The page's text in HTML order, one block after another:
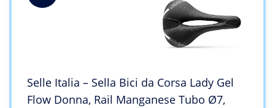
Selle Italia – Sella Bici da Corsa Lady Gel
Flow Donna, Rail Manganese Tubo Ø7,